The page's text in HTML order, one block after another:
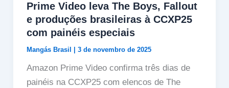
Prime Video leva The Boys, Fallout
e produções brasileiras à CCXP25
com painéis especiais
Mangás Brasil 3 de novembro de 2025
Amazon Prime Video confirma três dias de
painéis na CCXP25 com elencos de The